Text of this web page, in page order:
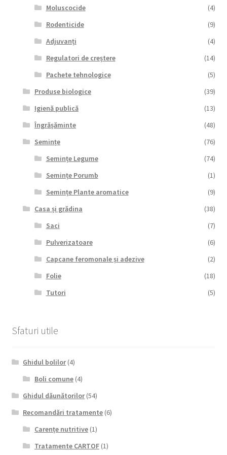
Moluscocide
(4)
Rodenticide
(9)
Adjuvanți
(4)
Regulatori de creștere
(14)
Pachete tehnologice
(5)
Produse biologice
(39)
Igienă publică
(13)
Îngrășăminte
(48)
Semințe
(76)
Semințe Legume
(74)
Semințe Porumb
(1)
Semințe Plante aromatice
(9)
Casa și grădina
(38)
Saci
(7)
Pulverizatoare
(6)
Capcane feromonale și adezive
(2)
Folie
(18)
Tutori
(5)
Sfaturi utile
Ghidul bolilor(4)
Boli comune(4)
Ghidul dăunătorilor(54)
Recomandări tratamente (6)
Carențe nutritive(1)
Tratamente CARTOF(1)